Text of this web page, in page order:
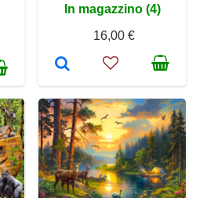
In magazzino (4)
16,00 €